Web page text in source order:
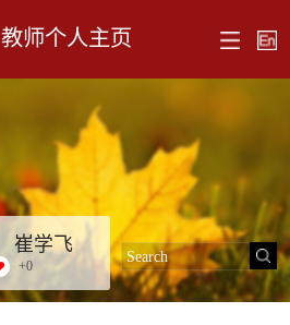
教师个人主页
崔学飞
+0